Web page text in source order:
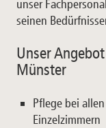
unser
seinen
Unser
Münster
Pflege bei
Einzelzimmern